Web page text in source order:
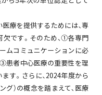
療を提供するためには、専
です。そのため、①各専門
ムコミュニケーションに必
患者中心医療の重要性を理
す。さらに、2024年度から
）の概念を踏まえて、医療